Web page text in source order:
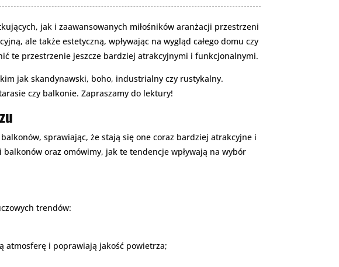
jak i zaawansowanych miłośników aranżacji przestrzeni
ale także estetyczną, wpływając na wygląd całego domu czy
te przestrzenie jeszcze bardziej atrakcyjnymi i funkcjonalnymi.
jak skandynawski, boho, industrialny czy rustykalny.
czy balkonie. Zapraszamy do lektury!
sprawiając, że stają się one coraz bardziej atrakcyjne i
oraz omówimy, jak te tendencje wpływają na wybór
trendów:
atmosferę i poprawiają jakość powietrza;